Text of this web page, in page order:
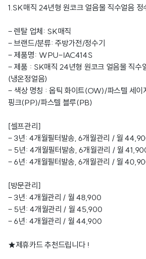
1.SK매직 24년형 원코크 얼음물 직수얼음
- 렌탈 업체: SK매직
- 브랜드/분류: 주방가전/정수기
- 제품명: WPU-IAC414S
- 제품 : SK매직 24년형 원코크 얼음물 직수
(냉온정얼음)
- 색상 명칭 : 옵틱 화이트(OW)/파스텔 세이
핑크(PP)/파스텔 블루(PB)
[셀프관리]
- 3년: 4개월필터발송, 6개월관리 / 월
- 5년: 4개월필터발송, 6개월관리 / 월
- 6년: 4개월필터발송, 6개월관리 / 월
[방문관리]
- 3년: 4개월관리 / 월 48,900
- 5년: 4개월관리 / 월 45,900
- 6년: 4개월관리 / 월 44,900
★제휴카드 추천드립니다 !